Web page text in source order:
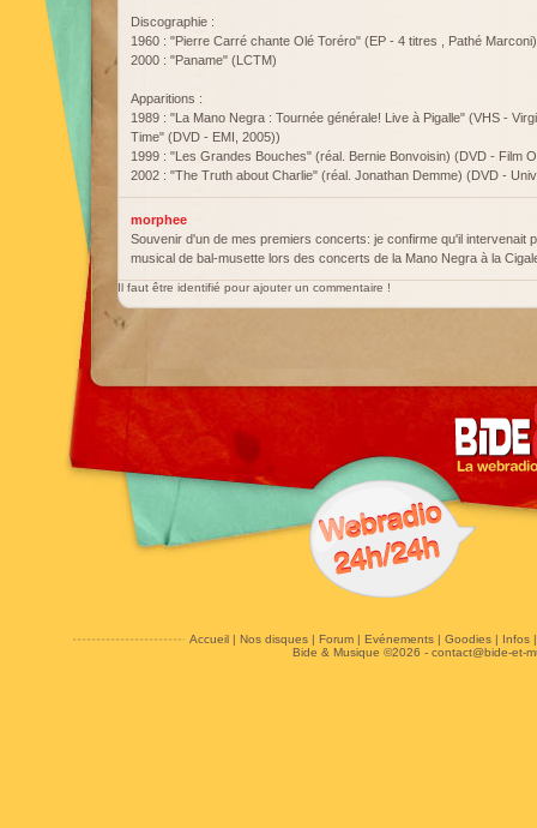
Discographie :
1960 : "Pierre Carré chante Olé Toréro" (EP - 4 titres , Pathé Marconi)
2000 : "Paname" (LCTM)
Apparitions :
1989 : "La Mano Negra : Tournée générale! Live à Pigalle" (VHS -
Time" (DVD - EMI, 2005))
1999 : "Les Grandes Bouches" (réal. Bernie Bonvoisin) (DVD - Film
2002 : "The Truth about Charlie" (réal. Jonathan Demme) (DVD -
morphee
Souvenir d'un de mes premiers concerts: je confirme qu'il intervenait
musical de bal-musette lors des concerts de la Mano Negra à la
Il faut être identifié pour ajouter un commentaire !
Accueil| Nos disques| Forum| Evénements| Goodies| Infos
Bide & Musique ©2026 - contact@bide-et-